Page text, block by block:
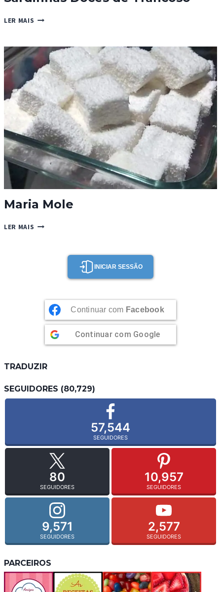
LER MAIS SARDINHAS
TRANCOSO
Maria Mole
LER MAIS MARIA
INICIAR SESSÃO
Continuar com Facebook
Continuar com Google
TRADUZIR
SEGUIDORES (80,729)
57,544
SEGUIDORES
80
SEGUIDORES
10,957
SEGUIDORES
9,571
SEGUIDORES
2,577
SEGUIDORES
PARCEIROS